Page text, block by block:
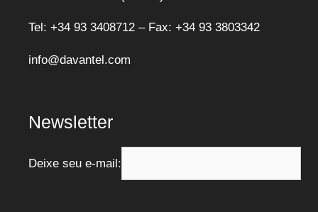
Tel: +34 93 3408712 – Fax: +34 93 3803342
info@davantel.com
Newsletter
Deixe seu e-mail: